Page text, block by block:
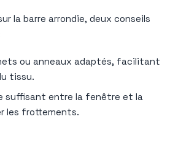
la barre arrondie, deux conseils
ou anneaux adaptés, facilitant
tissu.
suffisant entre la fenêtre et la
les frottements.